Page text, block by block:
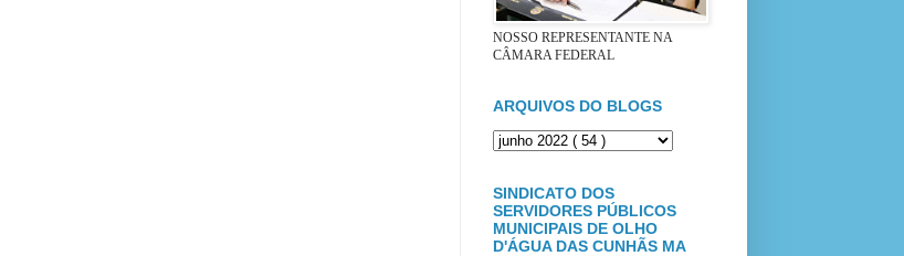
NOSSO REPRESENTANTE NA
CÂMARA FEDERAL
ARQUIVOS DO BLOGS
SINDICATO DOS
SERVIDORES PÚBLICOS
MUNICIPAIS DE OLHO
D'ÁGUA DAS CUNHÃS MA